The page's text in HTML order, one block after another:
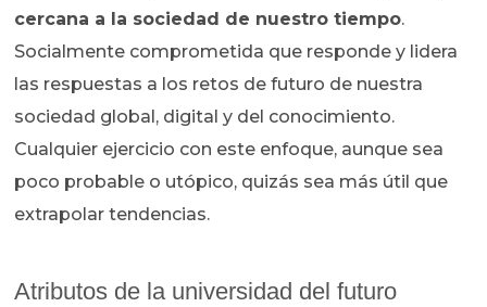
cercana a la sociedad de nuestro tiempo.
Socialmente comprometida que responde y lidera
las respuestas a los retos de futuro de nuestra
sociedad global, digital y del conocimiento.
Cualquier ejercicio con este enfoque, aunque sea
poco probable o utópico, quizás sea más útil que
extrapolar tendencias.
Atributos de la universidad del futuro